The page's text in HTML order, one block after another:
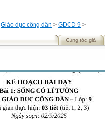
Giáo dục công dân > GDCD 9 >
Cùng tác giả